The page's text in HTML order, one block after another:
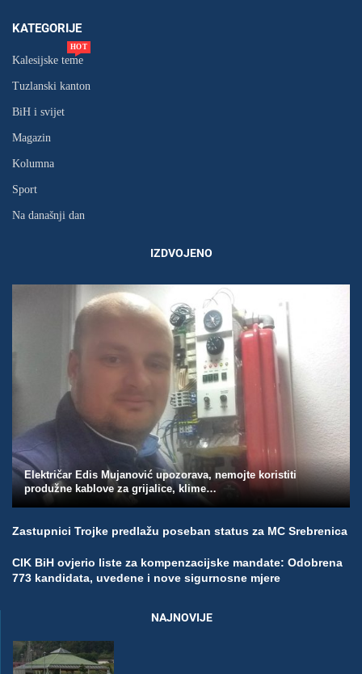
KATEGORIJE
Kalesijske teme
HOT
Tuzlanski kanton
BiH i svijet
Magazin
Kolumna
Sport
Na današnji dan
IZDVOJENO
Električar Edis Mujanović upozorava, nemojte koristiti
produžne kablove za grijalice, klime…
Zastupnici Trojke predlažu poseban status za MC Srebrenica
CIK BiH ovjerio liste za kompenzacijske mandate: Odobrena
773 kandidata, uvedene i nove sigurnosne mjere
NAJNOVIJE